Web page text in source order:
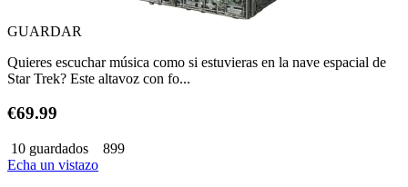
GUARDAR
Quieres escuchar música como si estuvieras en la nave espacial de
Star Trek? Este altavoz con fo...
€69.99
10 guardados
899
Echa un vistazo